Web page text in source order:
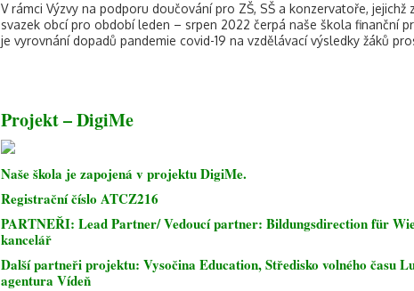
V rámci Výzvy na podporu doučování pro ZŠ, SŠ a konzervatoře,
svazek obcí pro období leden – srpen 2022 čerpá naše škola finanční
je vyrovnání dopadů pandemie covid-19 na vzdělávací výsledky žáků
Projekt – DigiMe
Naše škola je zapojená v projektuDigiMe.
Registrační číslo ATCZ216
PARTNEŘI: Lead Partner/ Vedoucí partner: Bildungsdirection für
kancelář
Další partneři projektu: Vysočina Education, Středisko volného času
agentura Vídeň